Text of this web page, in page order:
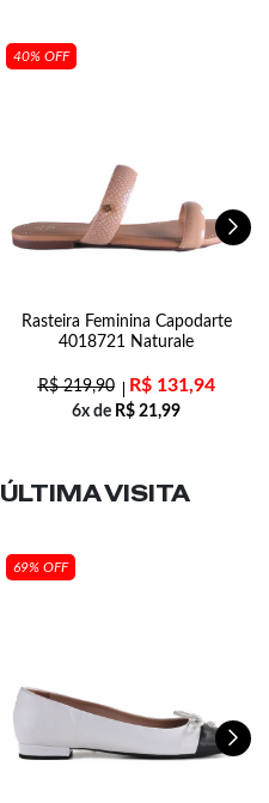
40% OFF
Rasteira Feminina Capodarte
4018721 Naturale
R$219,90 R$131,94
6x de R$ 21,99
ÚLTIMA VISITA
69% OFF